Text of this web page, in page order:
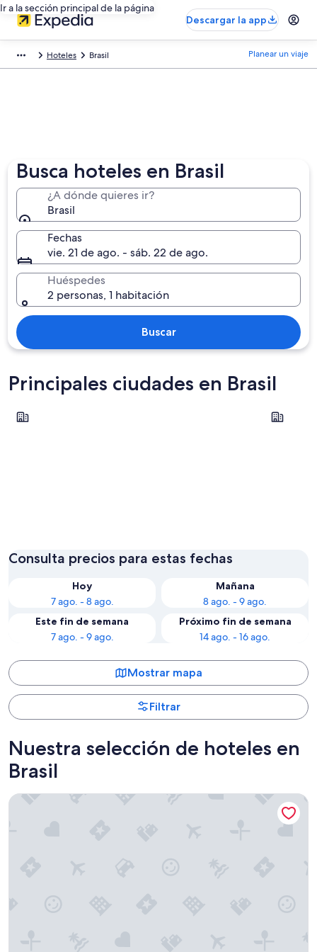
Ir a la sección principal de la página
Descargar la app
Hoteles Brasil Planear un viaje
Busca hoteles en Brasil
¿A dónde quieres ir?
Brasil
Fechas
vie. 21 de ago. - sáb. 22 de ago.
Huéspedes
2 personas, 1 habitación
Buscar
Principales ciudades en Brasil
Río de Janeiro
Río de Janeiro Foz de
Consulta precios para estas fechas
Hoy
7 ago. - 8 ago.
Mañana
8 ago. - 9 ago.
Este fin de semana
7 ago. - 9 ago.
Próximo fin de semana
14 ago. - 16 ago.
Mostrar mapa
Filtrar
Nuestra selección de hoteles en
Brasil
The Westin Porto de Galinhas, an All-Inclusive Resort